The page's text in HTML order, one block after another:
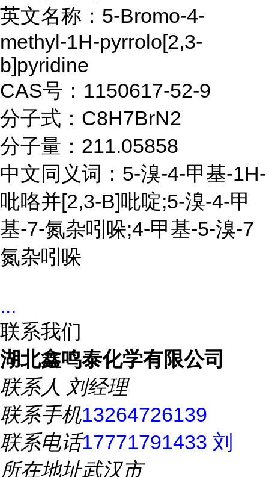
英文名称：5-Bromo-4-
methyl-1H-pyrrolo[2,3-
b]pyridine
CAS号：1150617-52-9
分子式：C8H7BrN2
分子量：211.05858
中文同义词：5-溴-4-甲基-1H-
吡咯并[2,3-B]吡啶;5-溴-4-甲
基-7-氮杂吲哚;4-甲基-5-溴-7
氮杂吲哚
...
联系我们
湖北鑫鸣泰化学有限公司
联系人 刘经理
联系手机13264726139
联系电话17771791433 刘
所在地址武汉市